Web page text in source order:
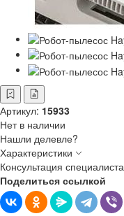
Артикул: 15933
Нет в наличии
Нашли делевле?
Характеристики
Консультация специалиста
Поделиться ссылкой